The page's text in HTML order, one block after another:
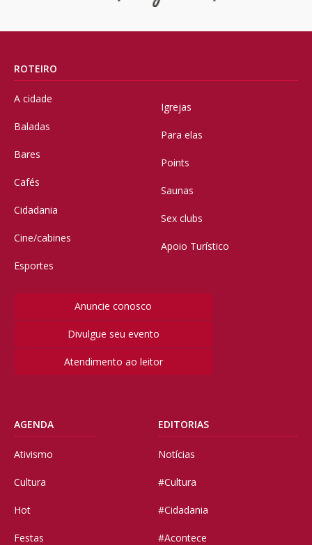
ROTEIRO
A cidade
Baladas
Bares
Cafés
Cidadania
Cine/cabines
Esportes
Igrejas
Para elas
Points
Saunas
Sex clubs
Apoio Turístico
Anuncie conosco
Divulgue seu evento
Atendimento ao leitor
AGENDA
Ativismo
Cultura
Hot
Festas
EDITORIAS
Notícias
#Cultura
#Cidadania
#Acontece